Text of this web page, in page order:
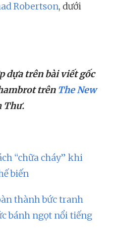
Robertson, dưới
dựa trên bài viết gốc
trên The New
Thư.
“chữa cháy” khi
biến
thành bức tranh
bánh ngọt nổi tiếng